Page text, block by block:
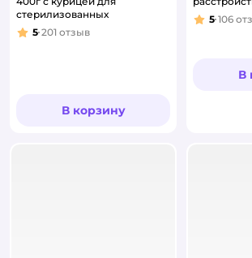
стерилизованных
Рейтинг:
5 201 отзыв
В корзину
350г
Рейтинг:
5 106
В